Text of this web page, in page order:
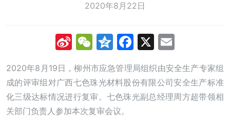
2020年8月22日
SinaWeChat
Qzone
Facebook
X
2020年8月19日，柳州市应急管理局组织由安全生产专家组
成的评审组对广西七色珠光材料股份有限公司安全生产标准
化三级达标情况进行复审。七色珠光副总经理周方超带领相
关部门负责人参加本次复审会议。